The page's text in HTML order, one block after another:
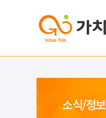
소식/정보